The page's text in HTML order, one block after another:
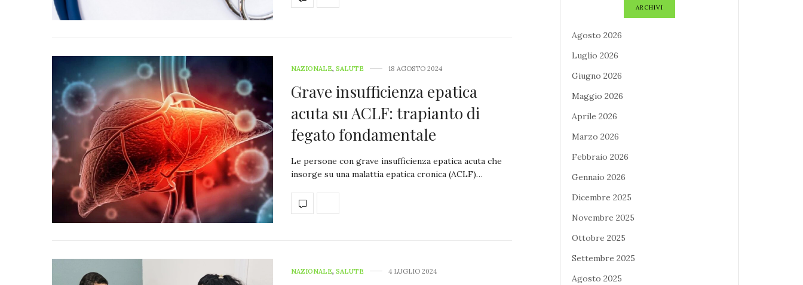
NAZIONALE, SALUTE 18 AGOSTO 2024
Grave insufficienza epatica
acuta su ACLF: trapianto di
fegato fondamentale
Le persone con grave insufficienza epatica acuta che
insorge su una malattia epatica cronica (ACLF)…
NAZIONALE, SALUTE 4 LUGLIO 2024
ARCHIVI
Agosto 2026
Luglio 2026
Giugno 2026
Maggio 2026
Aprile 2026
Marzo 2026
Febbraio 2026
Gennaio 2026
Dicembre 2025
Novembre 2025
Ottobre 2025
Settembre 2025
Agosto 2025